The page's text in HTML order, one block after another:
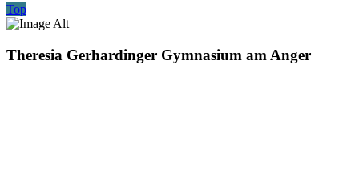
Top
Theresia Gerhardinger Gymnasium am Anger